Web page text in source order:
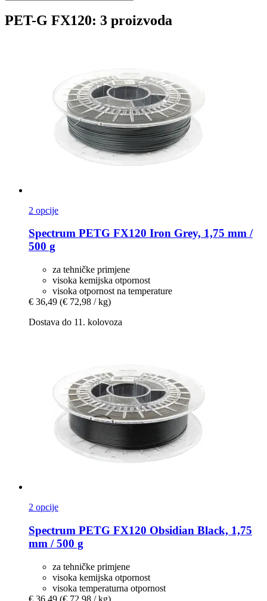
PET-G FX120: 3 proizvoda
2 opcije
Spectrum PETG FX120 Iron Grey, 1,75 mm /
500 g
za tehničke primjene
visoka kemijska otpornost
visoka otpornost na temperature
€ 36,49 (€ 72,98 / kg)
Dostava do 11. kolovoza
2 opcije
Spectrum PETG FX120 Obsidian Black, 1,75
mm / 500 g
za tehničke primjene
visoka kemijska otpornost
visoka temperaturna otpornost
€ 36,49 (€ 72,98 / kg)